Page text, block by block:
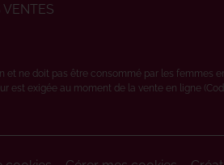
VENTES
et ne doit pas être consommé par les femmes
exigée au moment de la vente en ligne